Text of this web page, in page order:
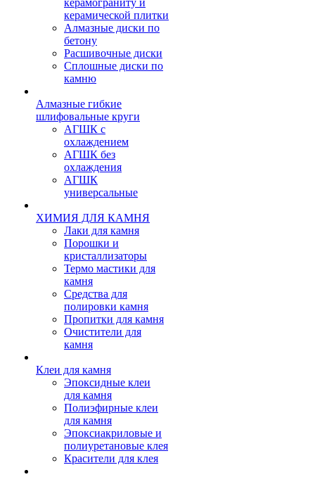
керамограниту и
керамической плитки
Алмазные диски по
бетону
Расшивочные диски
Сплошные диски по
камню
Алмазные гибкие
шлифовальные круги
АГШК с
охлаждением
АГШК без
охлаждения
АГШК
универсальные
ХИМИЯ ДЛЯ КАМНЯ
Лаки для камня
Порошки и
кристаллизаторы
Термо мастики для
камня
Средства для
полировки камня
Пропитки для камня
Очистители для
камня
Клеи для камня
Эпоксидные клеи
для камня
Полиэфирные клеи
для камня
Эпоксиакриловые и
полиуретановые клея
Красители для клея